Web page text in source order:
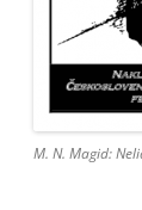
M. N. Magid: